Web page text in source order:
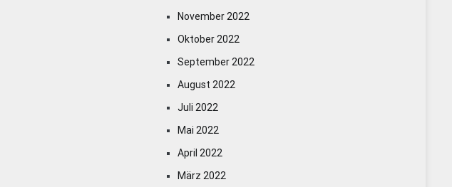
November 2022
Oktober 2022
September 2022
August 2022
Juli 2022
Mai 2022
April 2022
März 2022